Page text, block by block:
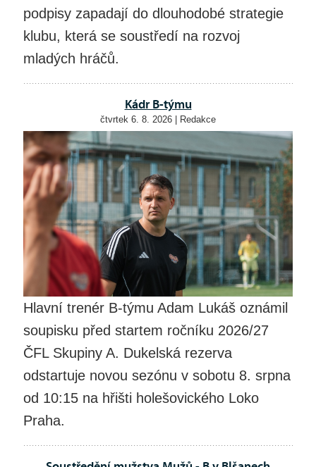
podpisy zapadají do dlouhodobé strategie
klubu, která se soustředí na rozvoj
mladých hráčů.
Kádr B-týmu
čtvrtek 6. 8. 2026 | Redakce
Hlavní trenér B-týmu Adam Lukáš oznámil
soupisku před startem ročníku 2026/27
ČFL Skupiny A. Dukelská rezerva
odstartuje novou sezónu v sobotu 8. srpna
od 10:15 na hřišti holešovického Loko
Praha.